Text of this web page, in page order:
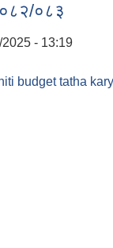
०८३
- 13:19
budget tatha